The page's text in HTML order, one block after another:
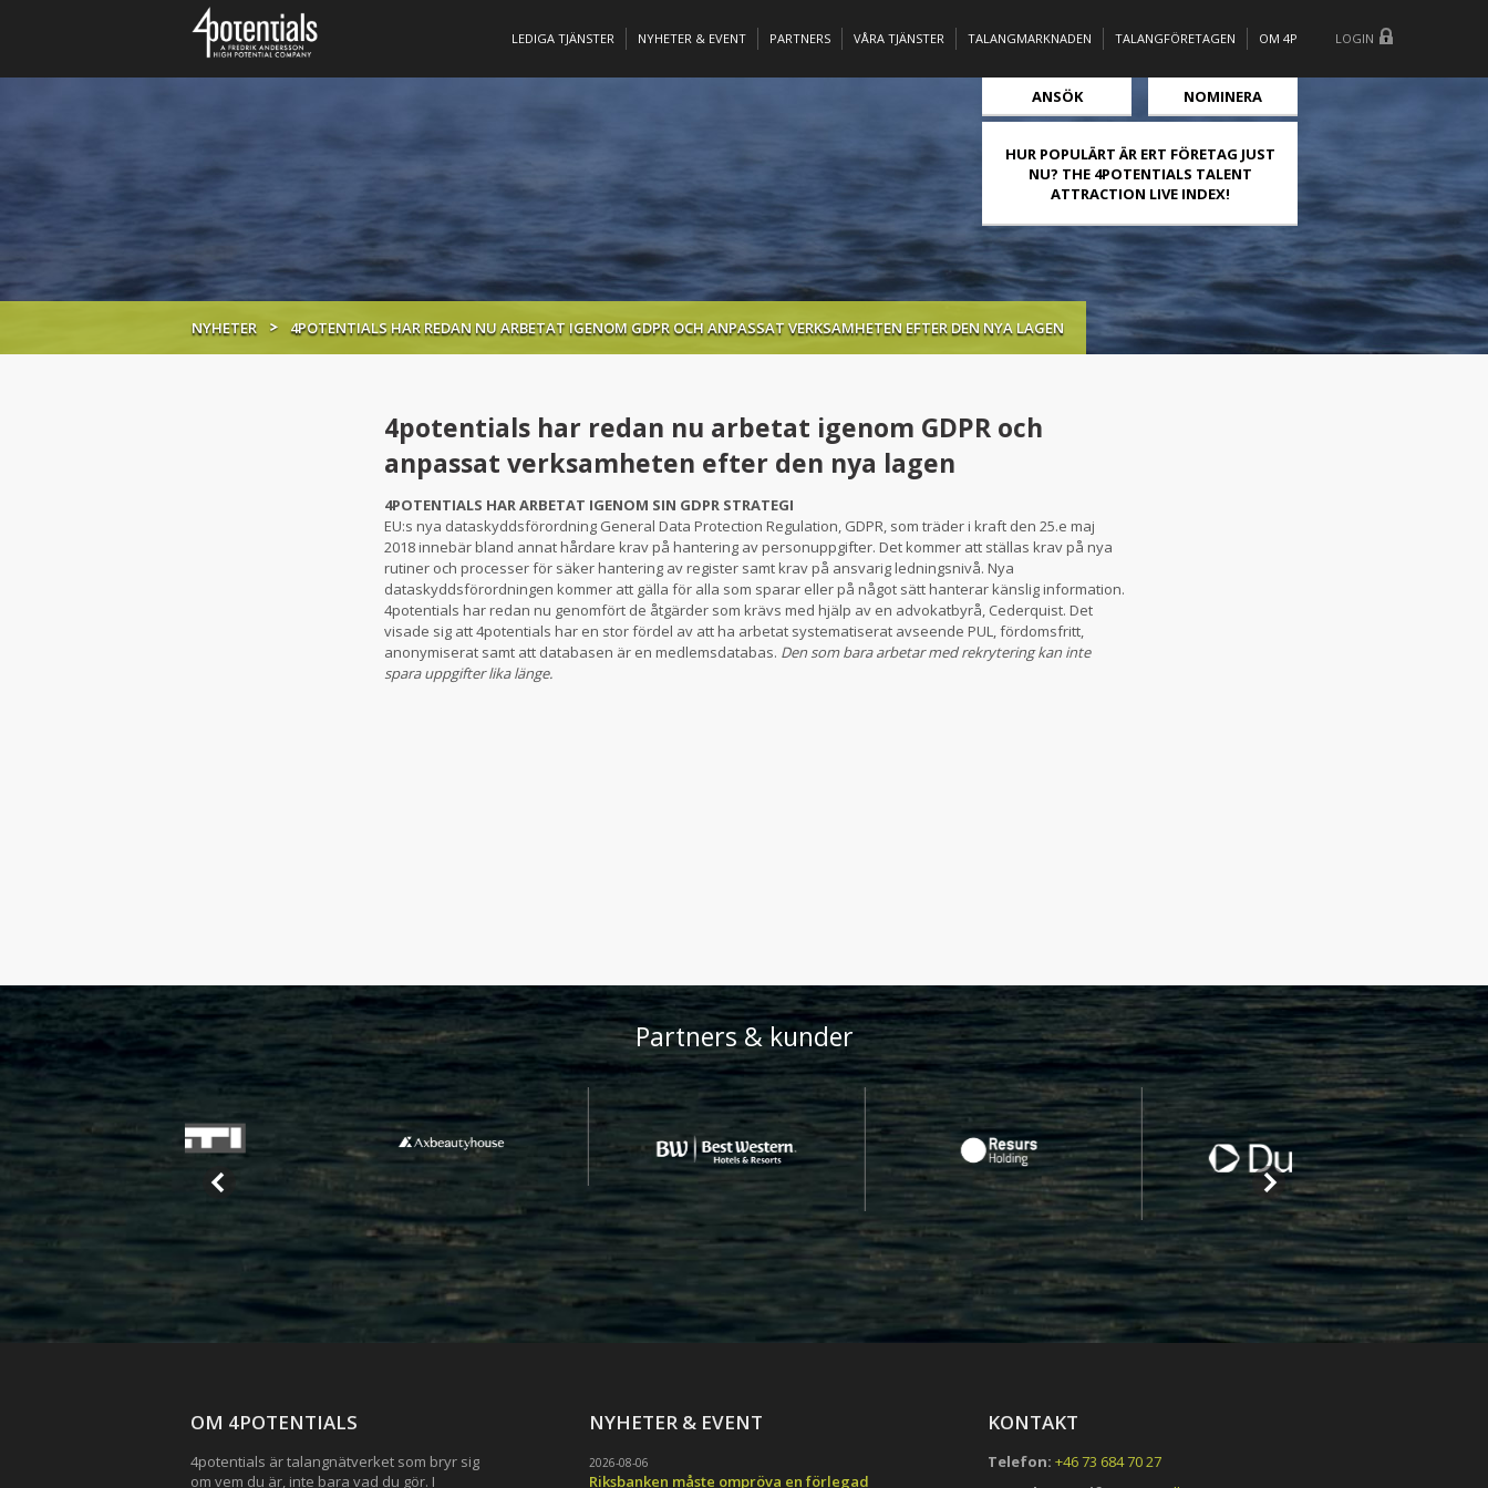
LEDIGA TJÄNSTER NYHETER & EVENT PARTNERS VÅRA TJÄNSTER TALANGMARKNADEN TALANGFÖRETAGEN OM 4P LOGIN
ANSÖK NOMINERA
HUR POPULÄRT ÄR ERT FÖRETAG JUST
NU? THE 4POTENTIALS TALENT
ATTRACTION LIVE INDEX!
NYHETER 4POTENTIALS HAR REDAN NU ARBETAT IGENOM GDPR OCH ANPASSAT VERKSAMHETEN EFTER DEN NYA LAGEN
4potentials har redan nu arbetat igenom GDPR och
anpassat verksamheten efter den nya lagen
4POTENTIALS HAR ARBETAT IGENOM SIN GDPR STRATEGI
EU:s nya dataskyddsförordning General Data Protection Regulation, GDPR, som träder i kraft den 25.e maj
2018 innebär bland annat hårdare krav på hantering av personuppgifter. Det kommer att ställas krav på nya
rutiner och processer för säker hantering av register samt krav på ansvarig ledningsnivå. Nya
dataskyddsförordningen kommer att gälla för alla som sparar eller på något sätt hanterar känslig information.
4potentials har redan nu genomfört de åtgärder som krävs med hjälp av en advokatbyrå, Cederquist. Det
visade sig att 4potentials har en stor fördel av att ha arbetat systematiserat avseende PUL, fördomsfritt,
anonymiserat samt att databasen är en medlemsdatabas. Den som bara arbetar med rekrytering kan inte
spara uppgifter lika länge.
Partners & kunder
OM 4POTENTIALS
4potentials är talangnätverket som bryr sig
om vem du är, inte bara vad du gör. I
NYHETER & EVENT
2026-08-06
Riksbanken måste ompröva en förlegad
KONTAKT
Telefon: +46 73 684 70 27